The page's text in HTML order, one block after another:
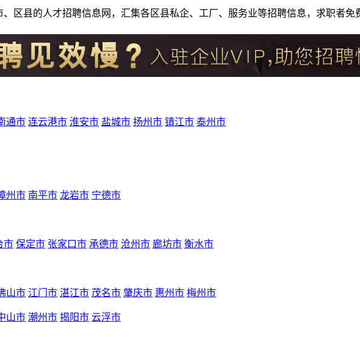
、区县的人才招聘信息网，汇集各区县私企、工厂、服务业等招聘信息，求职者
通市 连云港市 淮安市 盐城市 扬州市 镇江市 泰州市
州市 南平市 龙岩市 宁德市
市 保定市 张家口市 承德市 沧州市 廊坊市 衡水市
山市 江门市 湛江市 茂名市 肇庆市 惠州市 梅州市
山市 潮州市 揭阳市 云浮市